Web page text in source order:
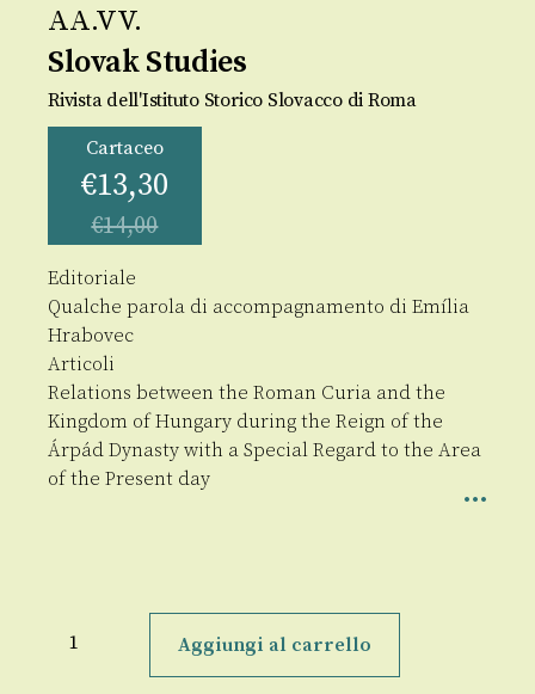
AA.VV.
Slovak Studies
Rivista dell'Istituto Storico Slovacco di Roma
Cartaceo
€13,30
€14,00
Editoriale
Qualche parola di accompagnamento di Emília
Hrabovec
Articoli
Relations between the Roman Curia and the
Kingdom of Hungary during the Reign of the
Árpád Dynasty with a Special Regard to the Area
of the Present day
Studies
Aggiungi al carrello